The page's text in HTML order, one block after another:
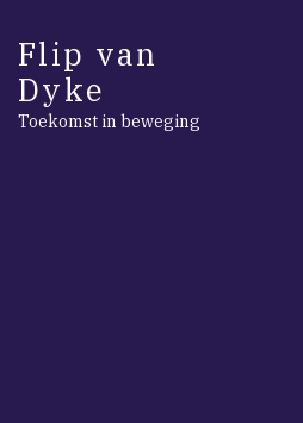
Flip van
Dyke
Toekomst in beweging